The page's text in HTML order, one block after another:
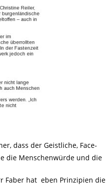
dass der Geistliche, Face-
die Menschenwürde und die
Faber hat eben Prinzipien die